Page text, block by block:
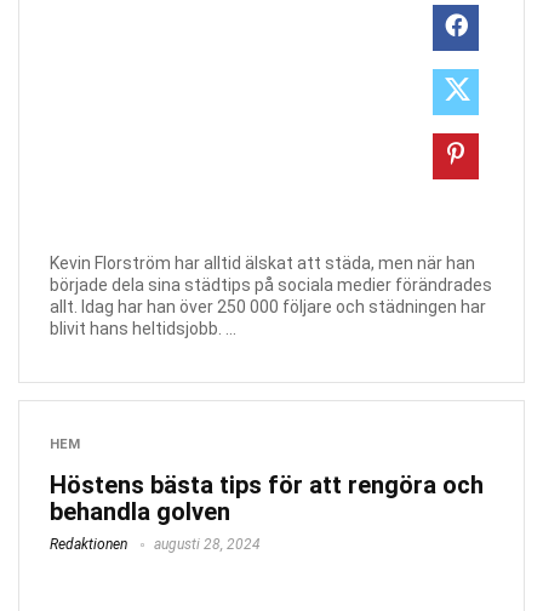
Kevin Florström har alltid älskat att städa, men när han
började dela sina städtips på sociala medier förändrades
allt. Idag har han över 250 000 följare och städningen har
blivit hans heltidsjobb. ...
HEM
Höstens bästa tips för att rengöra och
behandla golven
Redaktionen augusti 28, 2024